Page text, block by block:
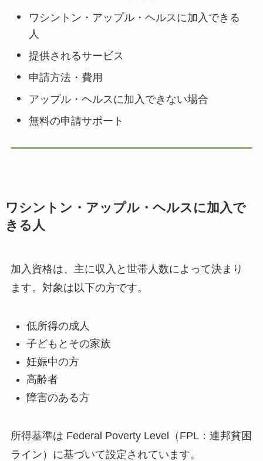
ワシントン・アップル・ヘルスに加入できる
人
提供されるサービス
申請方法・費用
アップル・ヘルスに加入できない場合
無料の申請サポート
ワシントン・アップル・ヘルス に加入で
きる人
加入資格は、主に収入と世帯人数によって決まり
ます。対象は以下の方です。
低所得の成人
子どもとその家族
妊娠中の方
高齢者
障害のある方
所得基準は Federal Poverty Level（FPL：連邦貧困
ライン）に基づいて設定されています。